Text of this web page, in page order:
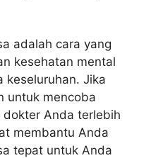
adalah cara yang
kesehatan mental
keseluruhan. Jika
untuk mencoba
Anda terlebih
membantu Anda
tepat untuk Anda